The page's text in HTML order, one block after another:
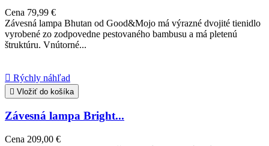
Cena 79,99 €
Závesná lampa Bhutan od Good&Mojo má výrazné dvojité tienidlo
vyrobené zo zodpovedne pestovaného bambusu a má pletenú
štruktúru. Vnútorné...
 Rýchly náhľad
 Vložiť do košíka
Závesná lampa Bright...
Cena 209,00 €